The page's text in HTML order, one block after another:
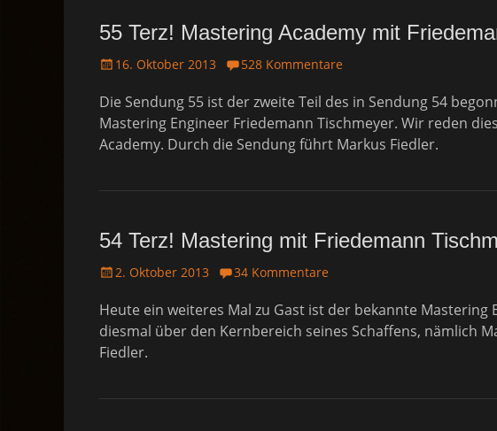
55 Terz! Mastering Academy mit
P
s
t
e
n
16. Oktober 2013 528 Kommentare
Die Sendung 55 ist der zweite Teil des in Sendung 54
Mastering Engineer Friedemann Tischmeyer. Wir reden
Academy. Durch die Sendung führt Markus Fiedler.
54 Terz! Mastering mit Friedemann
P
s
t
e
n
2. Oktober 2013 34 Kommentare
Heute ein weiteres Mal zu Gast ist der bekannte
diesmal über den Kernbereich seines Schaffens, nämlich
Fiedler.